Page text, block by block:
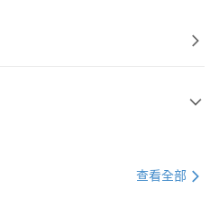
查看全部